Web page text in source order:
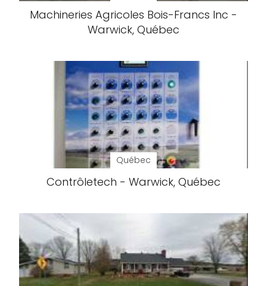
Machineries Agricoles Bois-Francs Inc -
Warwick, Québec
Québec
Contrôletech - Warwick, Québec